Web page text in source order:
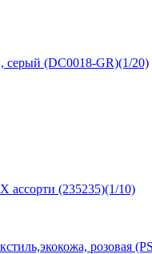
(DC0018-GR)(1/20)
ассорти (235235)(1/10)
розовая